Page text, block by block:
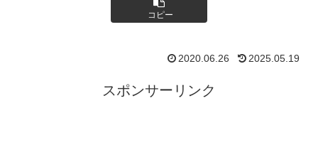
コピー
2020.06.26 2025.05.19
スポンサーリンク